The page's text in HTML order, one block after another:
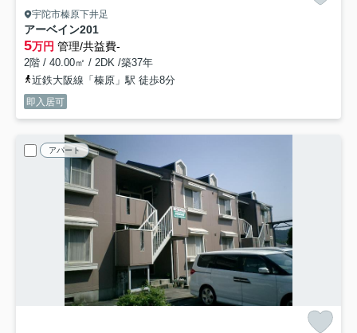
宇陀市榛原下井足
アーベイン201
5万円 管理/共益費-
2階 / 40.00㎡ / 2DK /築37年
近鉄大阪線「榛原」駅 徒歩8分
即入居可
アパート